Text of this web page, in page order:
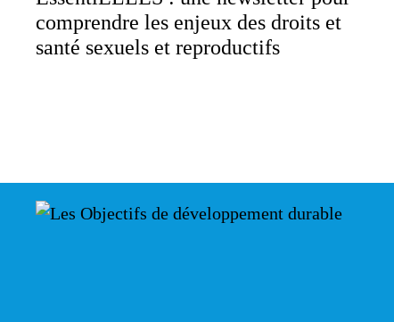
comprendre les enjeux des droits et
santé sexuels et reproductifs